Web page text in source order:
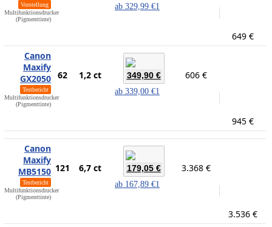
Vorstellung
Multifunktionsdrucker
(Pigmenttinte)
ab 329,99 €1
649 €
Canon
Maxify
GX2050
Testbericht
Multifunktionsdrucker
(Pigmenttinte)
62 1,2 ct 349,90 €
ab 339,00 €1
606 €
945 €
Canon
Maxify
MB5150
Testbericht
Multifunktionsdrucker
(Pigmenttinte)
121 6,7 ct 179,05 €
ab 167,89 €1
3.368 €
3.536 €